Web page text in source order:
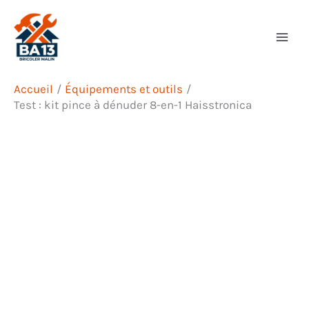
contenu
Accueil
Équipements et outils
Test : kit pince à dénuder 8-en-1 Haisstronica
Rechercher